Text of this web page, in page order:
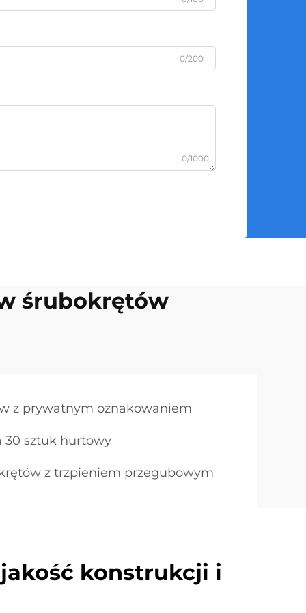
0/200
0/1000
śrubokrętów
z prywatnym oznakowaniem
30 sztuk hurtowy
z trzpieniem przegubowym
konstrukcji i